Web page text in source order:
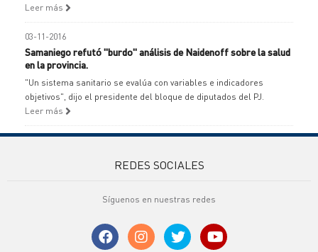
Leer más
03-11-2016
Samaniego refutó "burdo" análisis de Naidenoff sobre la salud
en la provincia.
"Un sistema sanitario se evalúa con variables e indicadores
objetivos", dijo el presidente del bloque de diputados del PJ.
Leer más
REDES SOCIALES
Síguenos en nuestras redes